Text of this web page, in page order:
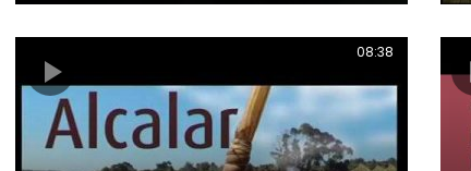
08:38